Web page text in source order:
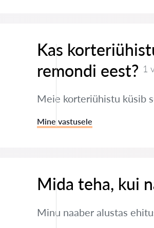
Kas
remondi eest? 1
Meie korteriühistu küsib
Mine vastusele
Mida teha, kui
Minu naaber alustas